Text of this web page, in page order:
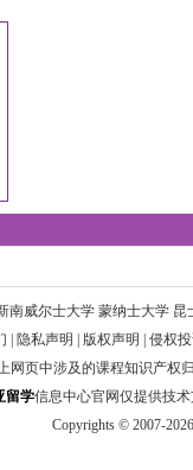
南威尔士大学 ‌蒙纳士大学 昆
隐私声明 版权声明
侵权
网页中涉及的课程知识产权
留学信息中心官网仅提供技术
Copyrights © 2007-